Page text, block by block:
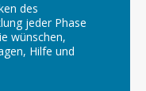
des
jeder Phase
wünschen,
Hilfe und